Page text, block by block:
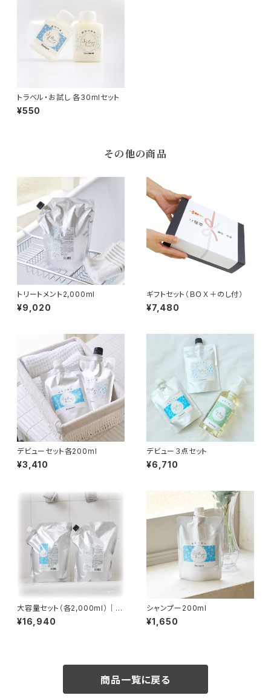
トラベル・お試し 各30mlセット
¥550
その他の商品
トリートメント2,000ml
¥9,020
ギフトセット（ＢＯＸ＋のし付）
¥7,480
デビューセット各200ml
¥3,410
デビュー３点セット
¥6,710
大容量セット（各2,000ml）｜セ
ットでお得・送料無料
¥16,940
シャンプー200ml
¥1,650
商品一覧に戻る